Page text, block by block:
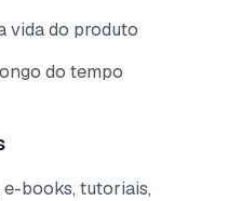
vida do produto
do tempo
books, tutoriais,